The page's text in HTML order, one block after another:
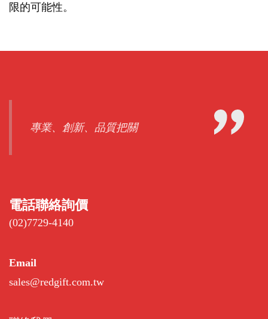
限的可能性。
專業、創新、品質把關
電話聯絡詢價
(02)7729-4140
Email
sales@redgift.com.tw